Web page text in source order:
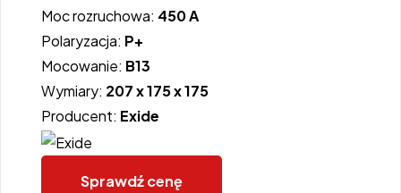
Moc rozruchowa: 450 A
Polaryzacja: P+
Mocowanie: B13
Wymiary: 207 x 175 x 175
Producent: Exide
Sprawdź cenę